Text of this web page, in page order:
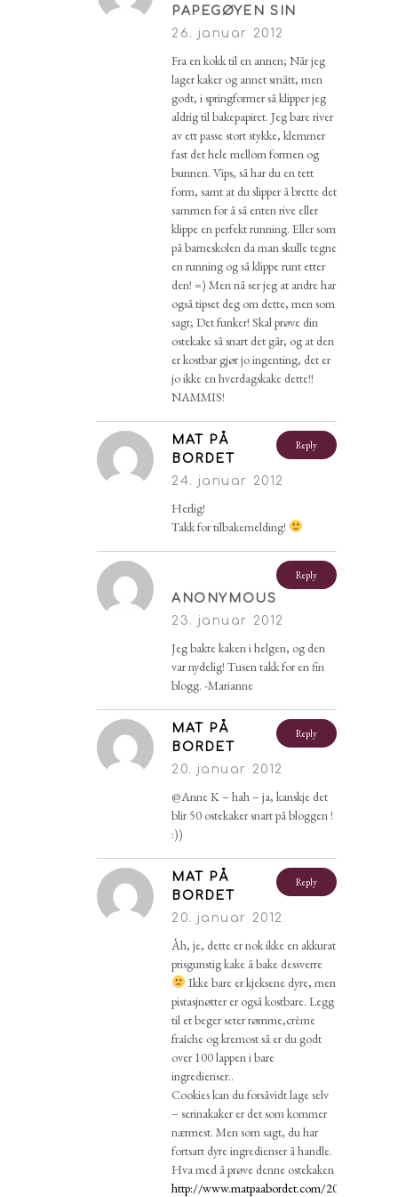
PAPEGØYEN SIN
26. januar 2012
Fra en kokk til en annen; Når jeg
lager kaker og annet smått, men
godt, i springformer så klipper jeg
aldrig til bakepapiret. Jeg bare river
av ett passe stort stykke, klemmer
fast det hele mellom formen og
bunnen. Vips, så har du en tett
form, samt at du slipper å brette det
sammen for å så enten rive eller
klippe en perfekt running. Eller som
på barneskolen da man skulle tegne
en running og så klippe runt etter
den! =) Men nå ser jeg at andre har
også tipset deg om dette, men som
sagt; Det funker! Skal prøve din
ostekake så snart det går, og at den
er kostbar gjør jo ingenting, det er
jo ikke en hverdagskake dette!!
NAMMIS!
Reply
MAT PÅ
BORDET
24. januar 2012
Herlig!
Takk for tilbakemelding!
Reply
ANONYMOUS
23. januar 2012
Jeg bakte kaken i helgen, og den
var nydelig! Tusen takk for en fin
blogg. -Marianne
Reply
MAT PÅ
BORDET
20. januar 2012
@Anne K – hah – ja, kanskje det
blir 50 ostekaker snart på bloggen !
:))
Reply
MAT PÅ
BORDET
20. januar 2012
Åh, je, dette er nok ikke en akkurat
prisgunstig kake å bake dessverre
Ikke bare er kjeksene dyre, men
pistasjnøtter er også kostbare. Legg
til et beger seter rømme,crème
fraîche og kremost så er du godt
over 100 lappen i bare
ingredienser..
Cookies kan du forsåvidt lage selv
– serinakaker er det som kommer
nærmest. Men som sagt, du har
fortsatt dyre ingredienser å handle.
Hva med å prøve denne ostekaken
http://www.matpaabordet.com/2011/08/